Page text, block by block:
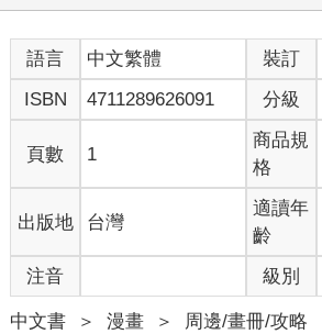
語言 中文繁體 裝訂
ISBN
4711289626091 分級
頁數 1
商品規
格
出版地 台灣
適讀年
齡
注音 級別
中文書 ＞ 漫畫 ＞ 周邊/畫冊/攻略